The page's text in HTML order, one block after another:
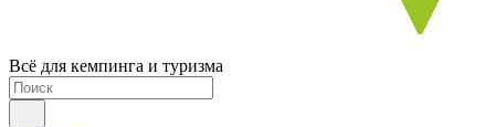
Всё для кемпинга и туризма